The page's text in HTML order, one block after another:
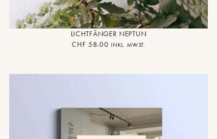
LICHTFÄNGER NEPTUN
CHF 58.00 INKL. MWST.